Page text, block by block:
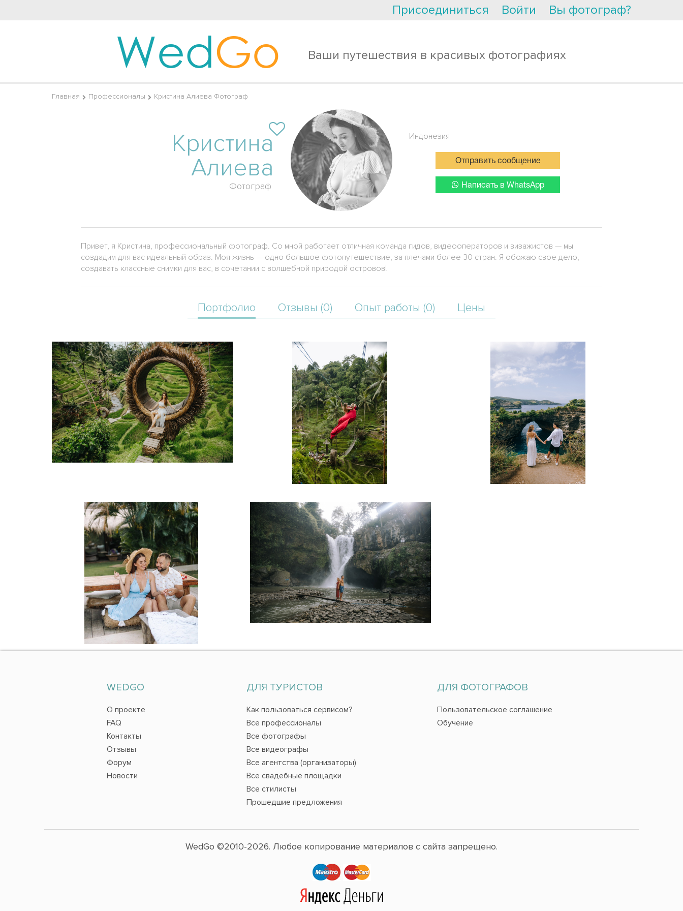
Присоединиться Войти Вы фотограф?
WedGo Ваши путешествия в красивых фотографиях
Главная Профессионалы Кристина Алиева Фотограф
Кристина
Алиева
Фотограф
Индонезия
Отправить сообщение
Написать в WhatsApp
Привет, я Кристина, профессиональный фотограф. Со мной работает отличная команда гидов, видеооператоров и визажистов — мы
создадим для вас идеальный образ. Моя жизнь — одно большое фотопутешествие, за плечами более 30 стран. Я обожаю свое дело,
создавать классные снимки для вас, в сочетании с волшебной природой островов!
Портфолио Отзывы (0) Опыт работы (0) Цены
WEDGO
О проекте
FAQ
Контакты
Отзывы
Форум
Новости
ДЛЯ ТУРИСТОВ
Как пользоваться сервисом?
Все профессионалы
Все фотографы
Все видеографы
Все агентства (организаторы)
Все свадебные площадки
Все стилисты
Прошедшие предложения
ДЛЯ ФОТОГРАФОВ
Пользовательское соглашение
Обучение
WedGo ©2010-2026. Любое копирование материалов с сайта запрещено.